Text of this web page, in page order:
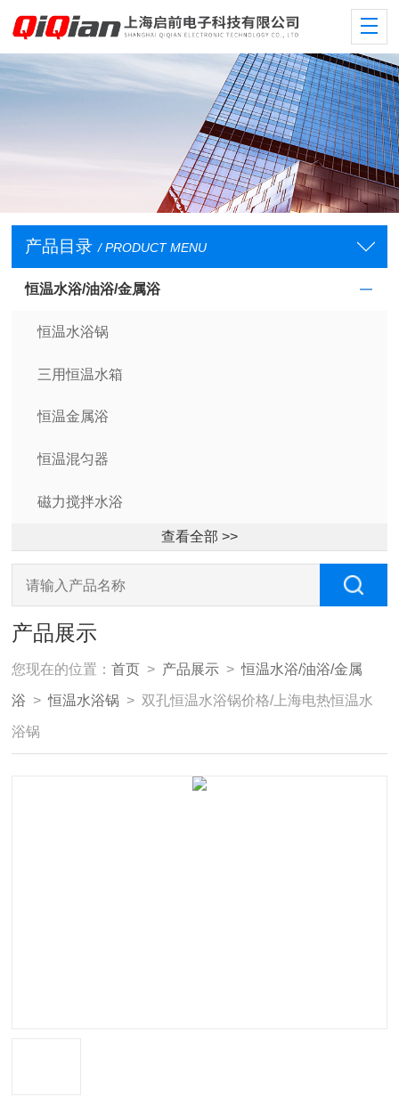
产品目录 / PRODUCT MENU
恒温水浴/油浴/金属浴
恒温水浴锅
三用恒温水箱
恒温金属浴
恒温混匀器
磁力搅拌水浴
查看全部 >>
产品展示
您现在的位置：首页 > 产品展示 >恒温水浴/油浴/金属
浴 >恒温水浴锅 > 双孔恒温水浴锅价格/上海电热恒温水
浴锅